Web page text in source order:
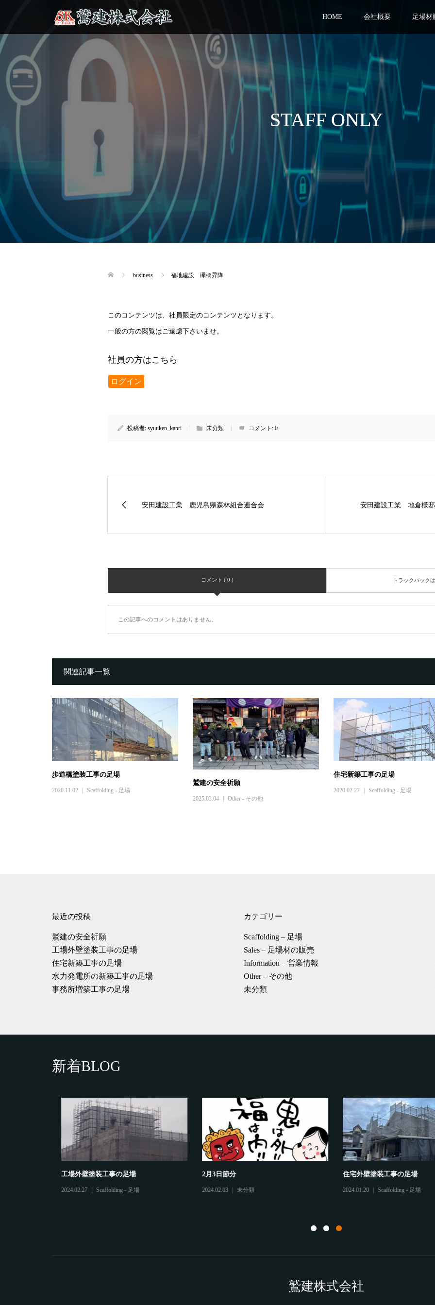
HOME 会社概要 足場材
STAFF ONLY
business 福地建設 欅橋昇降
このコンテンツは、社員限定のコンテンツとなります。
一般の方の閲覧はご遠慮下さいませ。
社員の方はこちら
ログイン
投稿者: syuuken_kanri 未分類 コメント: 0
安田建設工業 鹿児島県森林組合連合会 安田建設工業 地倉様邸
コメント ( 0 ) トラックバック
この記事へのコメントはありません。
関連記事一覧
歩道橋塗装工事の足場
2020.11.02 Scaffolding - 足場
鷲建の安全祈願
2025.03.04 Other - その他
住宅新築工事の足場
2020.02.27 Scaffolding - 足場
最近の投稿
鷲建の安全祈願
工場外壁塗装工事の足場
住宅新築工事の足場
水力発電所の新築工事の足場
事務所増築工事の足場
カテゴリー
Scaffolding – 足場
Sales – 足場材の販売
Information – 営業情報
Other – その他
未分類
新着BLOG
工場外壁塗装工事の足場
2024.02.27 Scaffolding - 足場
2月3日節分
2024.02.03 未分類
住宅外壁塗装工事の足場
2024.01.20 Scaffolding - 足場
鷲建株式会社